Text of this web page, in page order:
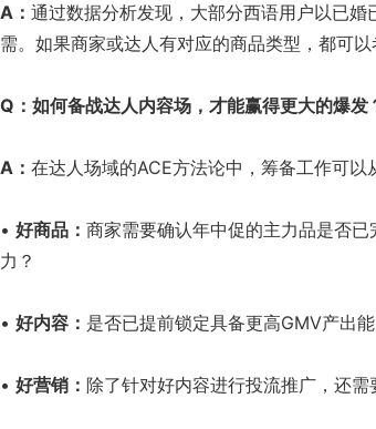
A ： 通过数据分析发现，大部分西语用户以已
需。如果商家或达人有对应的商品类型，都可以
Q ：如何备战达人内容场，才能赢得更大的爆发
A ： 在达人场域的ACE方法论中，筹备工作可以
• 好商品： 商家需要确认年中促的主力品是否
力？
• 好内容： 是否已提前锁定具备更高GMV产出
• 好营销： 除了针对好内容进行投流推广，还需